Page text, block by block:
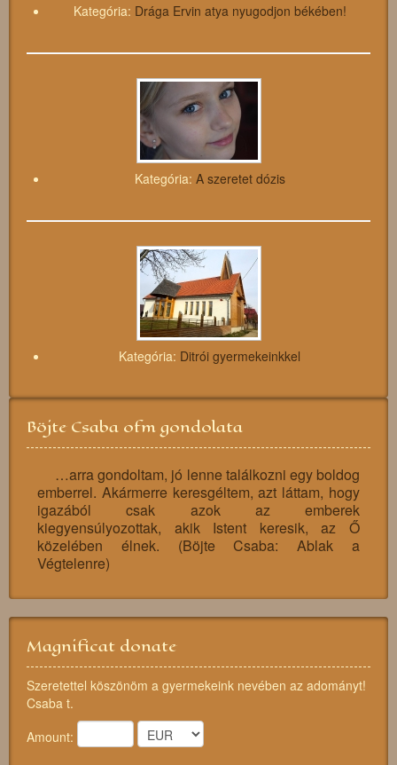
Kategória: Drága Ervin atya nyugodjon békében!
Kategória: A szeretet dózis
Kategória: Ditrói gyermekeinkkel
Böjte Csaba ofm gondolata
…arra gondoltam, jó lenne találkozni egy boldog
emberrel. Akármerre keresgéltem, azt láttam, hogy
igazából csak azok az emberek
kiegyensúlyozottak, akik Istent keresik, az Ő
közelében élnek. (Böjte Csaba: Ablak a
Végtelenre)
Magnificat donate
Szeretettel köszönöm a gyermekeink nevében az adományt!
Csaba t.
Amount: